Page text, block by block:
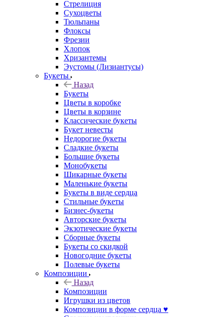
Стрелиция
Сухоцветы
Тюльпаны
Флоксы
Фрезии
Хлопок
Хризантемы
Эустомы (Лизиантусы)
Букеты
Назад
Букеты
Цветы в коробке
Цветы в корзине
Классические букеты
Букет невесты
Недорогие букеты
Сладкие букеты
Большие букеты
Монобукеты
Шикарные букеты
Маленькие букеты
Букеты в виде сердца
Стильные букеты
Бизнес-букеты
Авторские букеты
Экзотические букеты
Сборные букеты
Букеты со скидкой
Новогодние букеты
Полевые букеты
Композиции
Назад
Композиции
Игрушки из цветов
Композиции в форме сердца ♥